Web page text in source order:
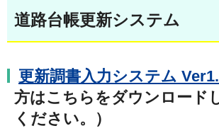
道路台帳更新システム
更新調書入力システム
方はこちらをダウンロード
ください。）